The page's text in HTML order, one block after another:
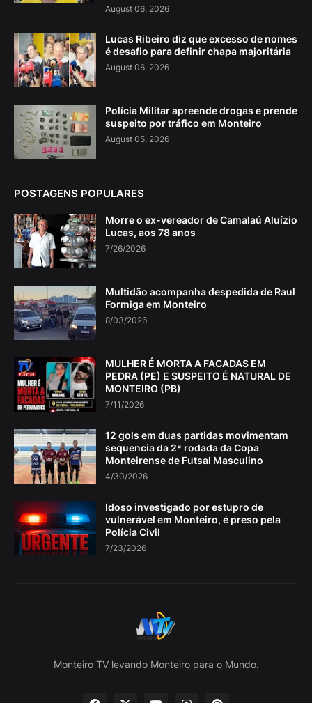
August 06, 2026
Lucas Ribeiro diz que excesso de nomes
é desafio para definir chapa majoritária
August 06, 2026
Polícia Militar apreende drogas e prende
suspeito por tráfico em Monteiro
August 05, 2026
POSTAGENS POPULARES
Morre o ex-vereador de Camalaú Aluízio
Lucas, aos 78 anos
7/26/2026
Multidão acompanha despedida de Raul
Formiga em Monteiro
8/03/2026
MULHER É MORTA A FACADAS EM
PEDRA (PE) E SUSPEITO É NATURAL DE
MONTEIRO (PB)
7/11/2026
12 gols em duas partidas movimentam
sequencia da 2ª rodada da Copa
Monteirense de Futsal Masculino
4/30/2026
Idoso investigado por estupro de
vulnerável em Monteiro, é preso pela
Polícia Civil
7/23/2026
Monteiro TV levando Monteiro para o Mundo.